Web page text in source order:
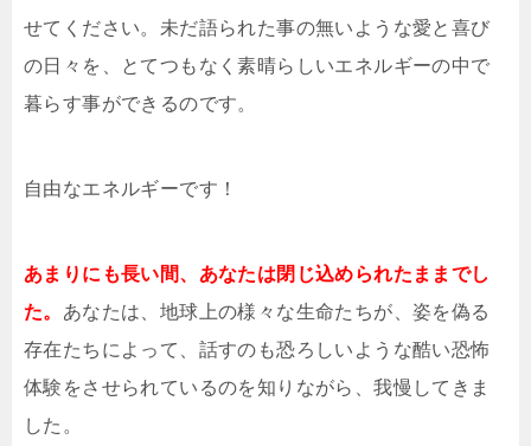
せてください。未だ語られた事の無いような愛と喜び
の日々を、とてつもなく素晴らしいエネルギーの中で
暮らす事ができるのです。
自由なエネルギーです！
あまりにも長い間、あなたは閉じ込められたままでし
た。 あなたは、地球上の様々な生命たちが、姿を偽る
存在たちによって、話すのも恐ろしいような酷い恐怖
体験をさせられているのを知りながら、我慢してきま
した。